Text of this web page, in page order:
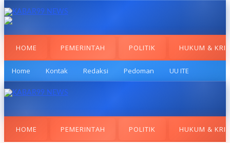
HOME PEMERINTAH POLITIK HUKUM &
Home Kontak Redaksi Pedoman UU ITE
HOME PEMERINTAH POLITIK HUKUM &